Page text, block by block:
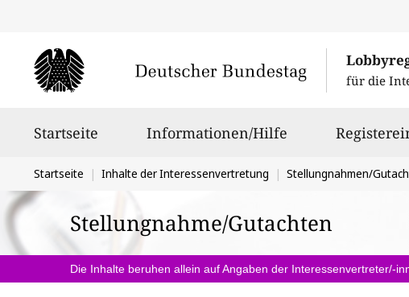
für die
Startseite Informationen/Hilfe
Sie
befinden
sich
hier:
Startseite Inhalte der Interessenvertretung Stellungnahmen/
Stellungnahme/Gutachten
Die Inhalte beruhen allein auf Angaben der Interessenvertreter/-